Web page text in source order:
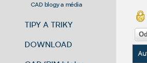
CAD blogy a média
TIPY A TRIKY
DOWNLOAD